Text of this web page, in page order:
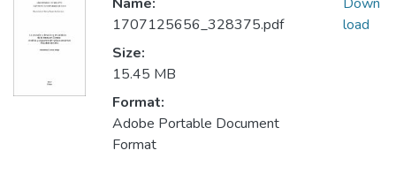
1707125656_328375.pdf
Size:
15.45 MB
Format:
Adobe Portable Document
Format
load